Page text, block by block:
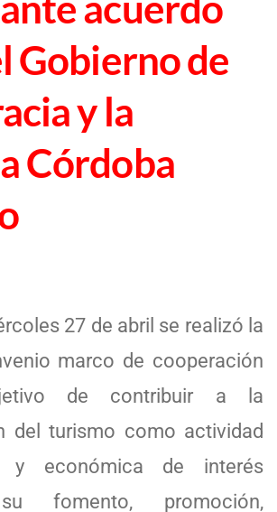
Gobierno de
y la
Córdoba
27 de abril se realizó la
marco de cooperación
de contribuir a la
del turismo como actividad
y económica de interés
fomento, promoción,